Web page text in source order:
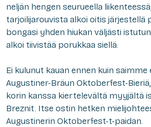
neljän hengen seurueella
tarjoilijarouvista alkoi oitis järjestellä
bongasi yhden hiukan väljästi
alkoi tiivistää porukkaa siellä.
Ei kulunut kauan ennen kuin
Augustiner-Bräun Oktoberfest-
korin kanssa kiertelevältä myyjältä
Breznit. Itse ostin hetken
Augustinerin Oktoberfest-t-paidan.